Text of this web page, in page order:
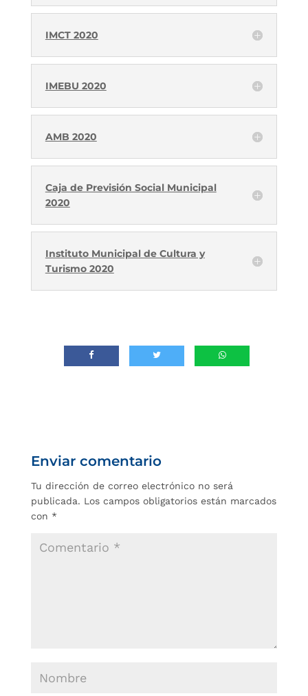
IMCT 2020
IMEBU 2020
AMB 2020
Caja de Previsión Social Municipal
2020
Instituto Municipal de Cultura y
Turismo 2020
Enviar comentario
Tu dirección de correo electrónico no será
publicada. Los campos obligatorios están marcados
con *